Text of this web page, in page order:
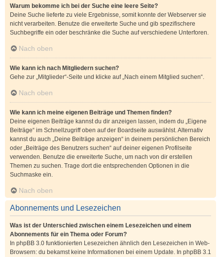
Warum bekomme ich bei der Suche eine leere Seite?
Deine Suche lieferte zu viele Ergebnisse, somit konnte der Webserver sie
nicht verarbeiten. Benutze die erweiterte Suche und gib spezifischere
Suchbegriffe ein oder beschränke die Suche auf verschiedene Unterforen.
Nach oben
Wie kann ich nach Mitgliedern suchen?
Gehe zur „Mitglieder“-Seite und klicke auf „Nach einem Mitglied suchen“.
Nach oben
Wie kann ich meine eigenen Beiträge und Themen finden?
Deine eigenen Beiträge kannst du dir anzeigen lassen, indem du „Eigene
Beiträge“ im Schnellzugriff oben auf der Boardseite auswählst. Alternativ
kannst du auch „Deine Beiträge anzeigen“ in deinem persönlichen Bereich
oder „Beiträge des Benutzers suchen“ auf deiner eigenen Profilseite
verwenden. Benutze die erweiterte Suche, um nach von dir erstellen
Themen zu suchen. Trage dort die entsprechenden Optionen in die
Suchmaske ein.
Nach oben
Abonnements und Lesezeichen
Was ist der Unterschied zwischen einem Lesezeichen und einem
Abonnements für ein Thema oder Forum?
In phpBB 3.0 funktionierten Lesezeichen ähnlich den Lesezeichen in Web-
Browsern: du bekamst keine Informationen bei einem Update. In phpBB 3.1